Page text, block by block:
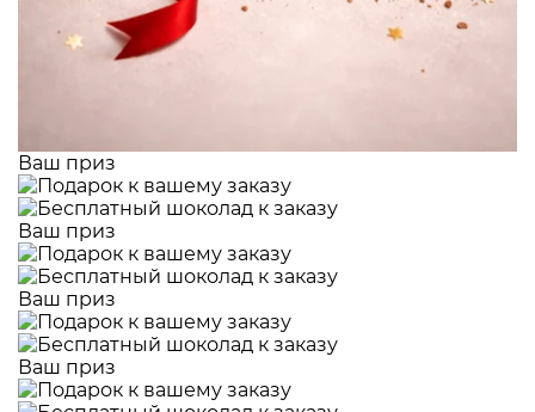
Ваш приз
Ваш приз
Ваш приз
Ваш приз